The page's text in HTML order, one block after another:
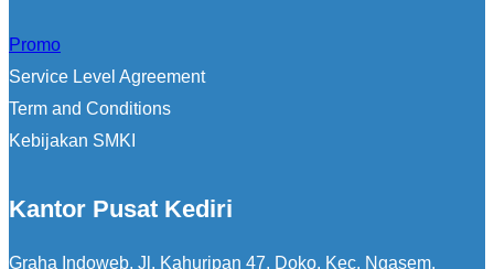
Promo
Service Level Agreement
Term and Conditions
Kebijakan SMKI
Kantor Pusat Kediri
Graha Indoweb, Jl. Kahuripan 47, Doko, Kec. Ngasem,